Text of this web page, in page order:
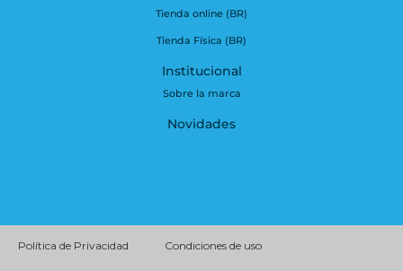
Tienda online (BR)
Tienda Física (BR)
Institucional
Sobre la marca
Novidades
Política de Privacidad Condiciones de uso